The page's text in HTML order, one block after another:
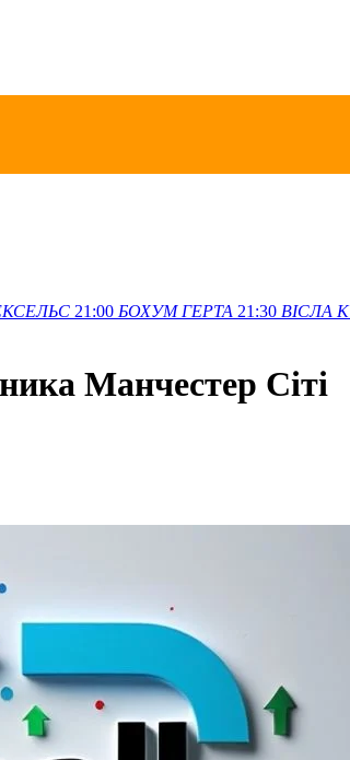
21:00 БОХУМ ГЕРТА 21:30 ВІСЛА K
Манчестер Сіті